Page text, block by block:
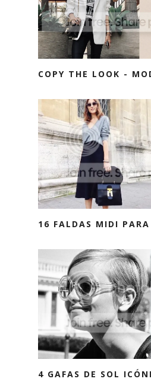
COPY THE LOOK -
16 FALDAS MIDI
4 GAFAS DE SOL